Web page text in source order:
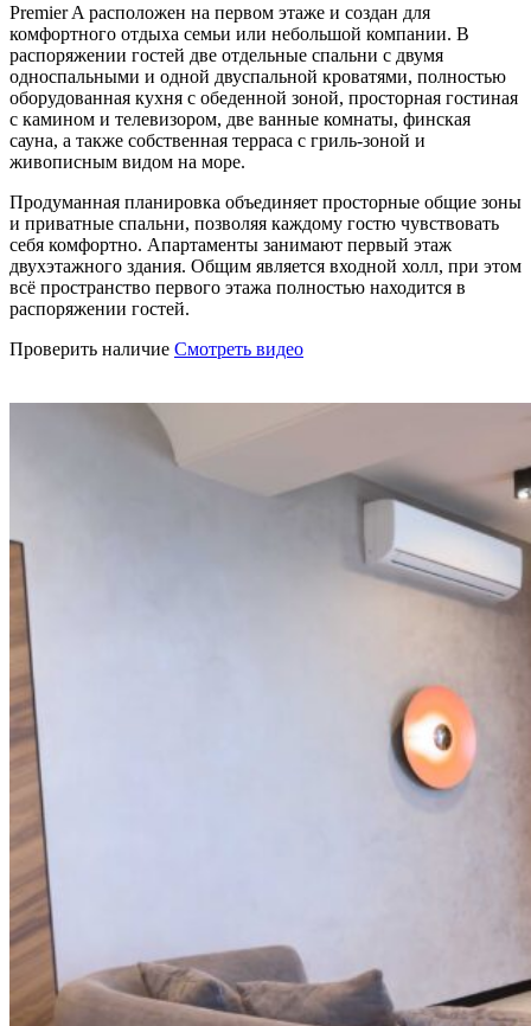
Premier A расположен на первом этаже и создан для
комфортного отдыха семьи или небольшой компании. В
распоряжении гостей две отдельные спальни с двумя
односпальными и одной двуспальной кроватями, полностью
оборудованная кухня с обеденной зоной, просторная гостиная
с камином и телевизором, две ванные комнаты, финская
сауна, а также собственная терраса с гриль-зоной и
живописным видом на море.
Продуманная планировка объединяет просторные общие зоны
и приватные спальни, позволяя каждому гостю чувствовать
себя комфортно. Апартаменты занимают первый этаж
двухэтажного здания. Общим является входной холл, при этом
всё пространство первого этажа полностью находится в
распоряжении гостей.
Проверить наличие Смотреть видео